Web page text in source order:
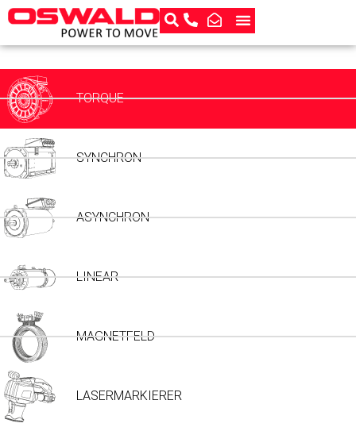
TORQUE
SYNCHRON
ASYNCHRON
LINEAR
MAGNETFELD
LASERMARKIERER